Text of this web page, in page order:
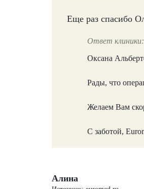
Еще раз спасибо
Ответ клиники:
Оксана
Рады, что
Желаем Вам
С заботой,
Алина